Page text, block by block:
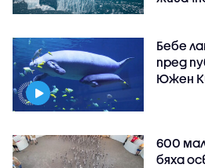
Бебе
пред
Южен
600
бяха